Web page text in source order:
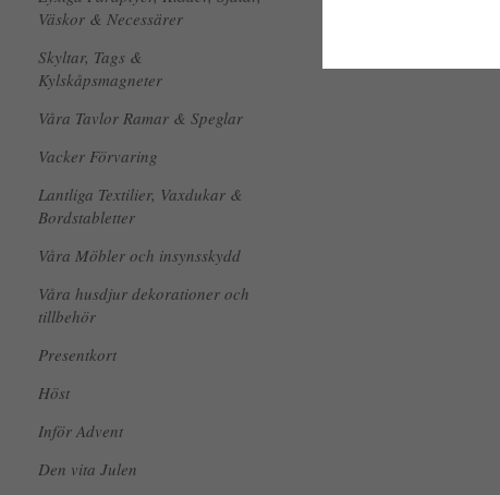
Väskor & Necessärer
Skyltar, Tags &
Kylskåpsmagneter
Våra Tavlor Ramar & Speglar
Vacker Förvaring
Lantliga Textilier, Vaxdukar &
Bordstabletter
Våra Möbler och insynsskydd
Våra husdjur dekorationer och
tillbehör
Presentkort
Höst
Inför Advent
Den vita Julen